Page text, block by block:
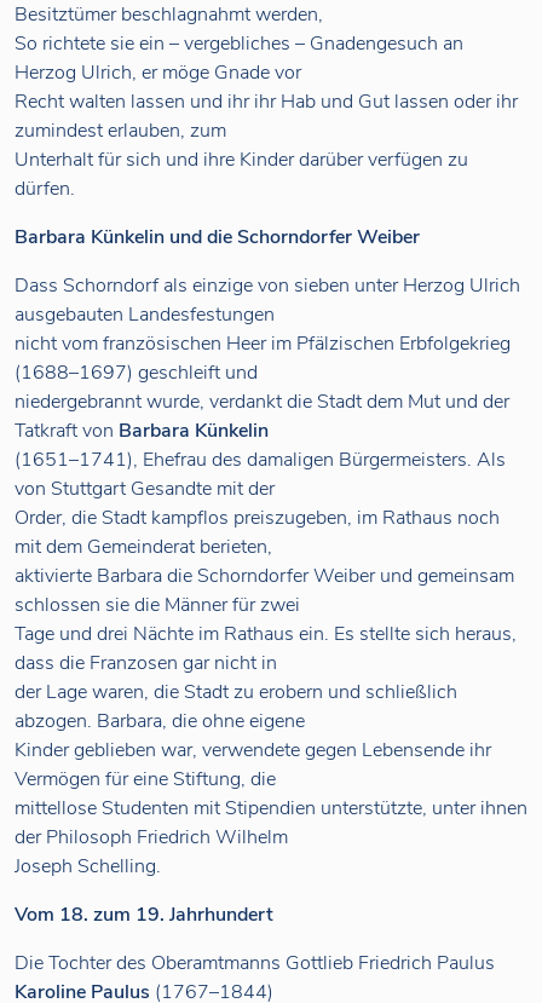
Besitztümer beschlagnahmt werden,
So richtete sie ein – vergebliches – Gnadengesuch an
Herzog Ulrich, er möge Gnade vor
Recht walten lassen und ihr ihr Hab und Gut lassen oder ihr
zumindest erlauben, zum
Unterhalt für sich und ihre Kinder darüber verfügen zu
dürfen.
Barbara Künkelin und die Schorndorfer Weiber
Dass Schorndorf als einzige von sieben unter Herzog Ulrich
ausgebauten Landesfestungen
nicht vom französischen Heer im Pfälzischen Erbfolgekrieg
(1688–1697) geschleift und
niedergebrannt wurde, verdankt die Stadt dem Mut und der
Tatkraft von Barbara Künkelin
(1651–1741), Ehefrau des damaligen Bürgermeisters. Als
von Stuttgart Gesandte mit der
Order, die Stadt kampflos preiszugeben, im Rathaus noch
mit dem Gemeinderat berieten,
aktivierte Barbara die Schorndorfer Weiber und gemeinsam
schlossen sie die Männer für zwei
Tage und drei Nächte im Rathaus ein. Es stellte sich heraus,
dass die Franzosen gar nicht in
der Lage waren, die Stadt zu erobern und schließlich
abzogen. Barbara, die ohne eigene
Kinder geblieben war, verwendete gegen Lebensende ihr
Vermögen für eine Stiftung, die
mittellose Studenten mit Stipendien unterstützte, unter ihnen
der Philosoph Friedrich Wilhelm
Joseph Schelling.
Vom 18. zum 19. Jahrhundert
Die Tochter des Oberamtmanns Gottlieb Friedrich Paulus
Karoline Paulus (1767–1844)